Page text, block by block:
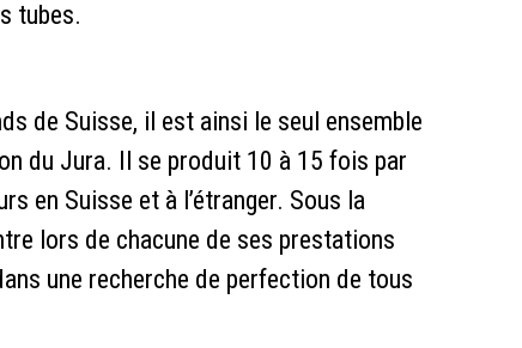
tubes.
de Suisse, il est ainsi le seul ensemble
du Jura. Il se produit 10 à 15 fois par
en Suisse et à l’étranger. Sous la
lors de chacune de ses prestations
une recherche de perfection de tous